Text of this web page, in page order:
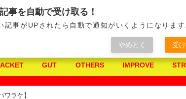
みんなで作るテニス研究所
GUT OTHERS IMPROVE
ワラケ】
事を自動で受け取る！
記事がUPされたら自動で通知がいくようになります
やめとく 受